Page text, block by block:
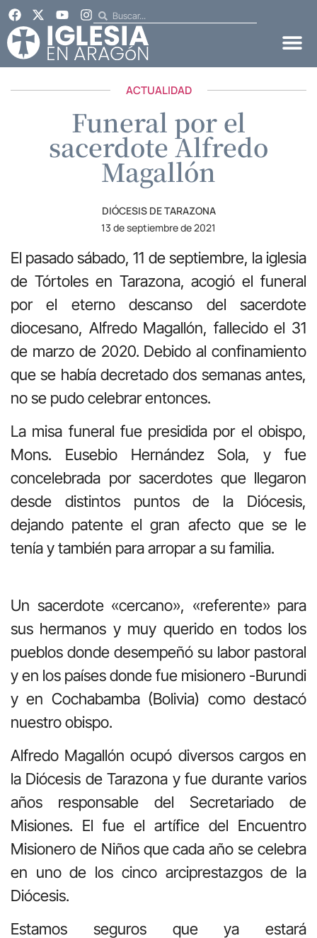
ACTUALIDAD
Funeral por el
sacerdote Alfredo
Magallón
DIÓCESIS DE TARAZONA
13 de septiembre de 2021
El pasado sábado, 11 de septiembre, la iglesia
de Tórtoles en Tarazona, acogió el funeral
por el eterno descanso del sacerdote
diocesano, Alfredo Magallón, fallecido el 31
de marzo de 2020. Debido al confinamiento
que se había decretado dos semanas antes,
no se pudo celebrar entonces.
La misa funeral fue presidida por el obispo,
Mons. Eusebio Hernández Sola, y fue
concelebrada por sacerdotes que llegaron
desde distintos puntos de la Diócesis,
dejando patente el gran afecto que se le
tenía y también para arropar a su familia.
Un sacerdote «cercano», «referente» para
sus hermanos y muy querido en todos los
pueblos donde desempeñó su labor pastoral
y en los países donde fue misionero -Burundi
y en Cochabamba (Bolivia) como destacó
nuestro obispo.
Alfredo Magallón ocupó diversos cargos en
la Diócesis de Tarazona y fue durante varios
años responsable del Secretariado de
Misiones. El fue el artífice del Encuentro
Misionero de Niños que cada año se celebra
en uno de los cinco arciprestazgos de la
Diócesis.
Estamos seguros que ya estará